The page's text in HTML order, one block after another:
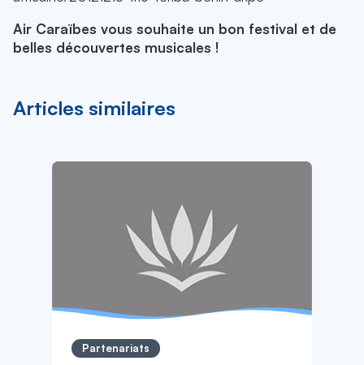
Air Caraïbes vous souhaite un bon festival et de
belles découvertes musicales !
Articles similaires
Partenariats